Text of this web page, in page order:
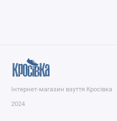
Інтернет-магазин взуття Кросівка
2024